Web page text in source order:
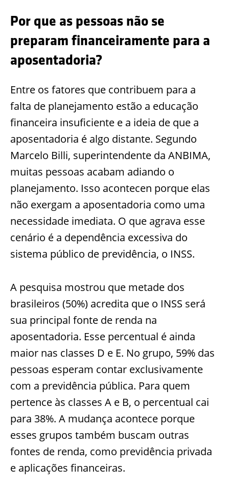
Por que as pessoas não se
preparam financeiramente para a
aposentadoria?
Entre os fatores que contribuem para a
falta de planejamento estão a educação
financeira insuficiente e a ideia de que a
aposentadoria é algo distante. Segundo
Marcelo Billi, superintendente da ANBIMA,
muitas pessoas acabam adiando o
planejamento. Isso acontecen porque elas
não exergam a aposentadoria como uma
necessidade imediata. O que agrava esse
cenário é a dependência excessiva do
sistema público de previdência, o INSS.
A pesquisa mostrou que metade dos
brasileiros (50%) acredita que o INSS será
sua principal fonte de renda na
aposentadoria. Esse percentual é ainda
maior nas classes D e E. No grupo, 59% das
pessoas esperam contar exclusivamente
com a previdência pública. Para quem
pertence às classes A e B, o percentual cai
para 38%. A mudança acontece porque
esses grupos também buscam outras
fontes de renda, como previdência privada
e aplicações financeiras.